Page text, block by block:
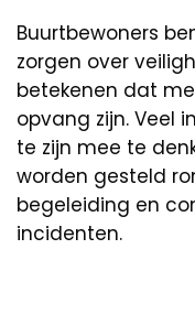
Buurtbewoners
zorgen over
betekenen dat
opvang zijn. Veel
te zijn mee te
worden gesteld
begeleiding en
incidenten.